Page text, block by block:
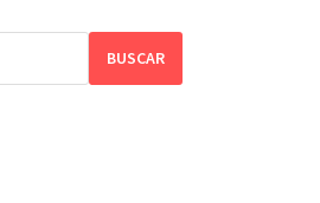
BUSCAR